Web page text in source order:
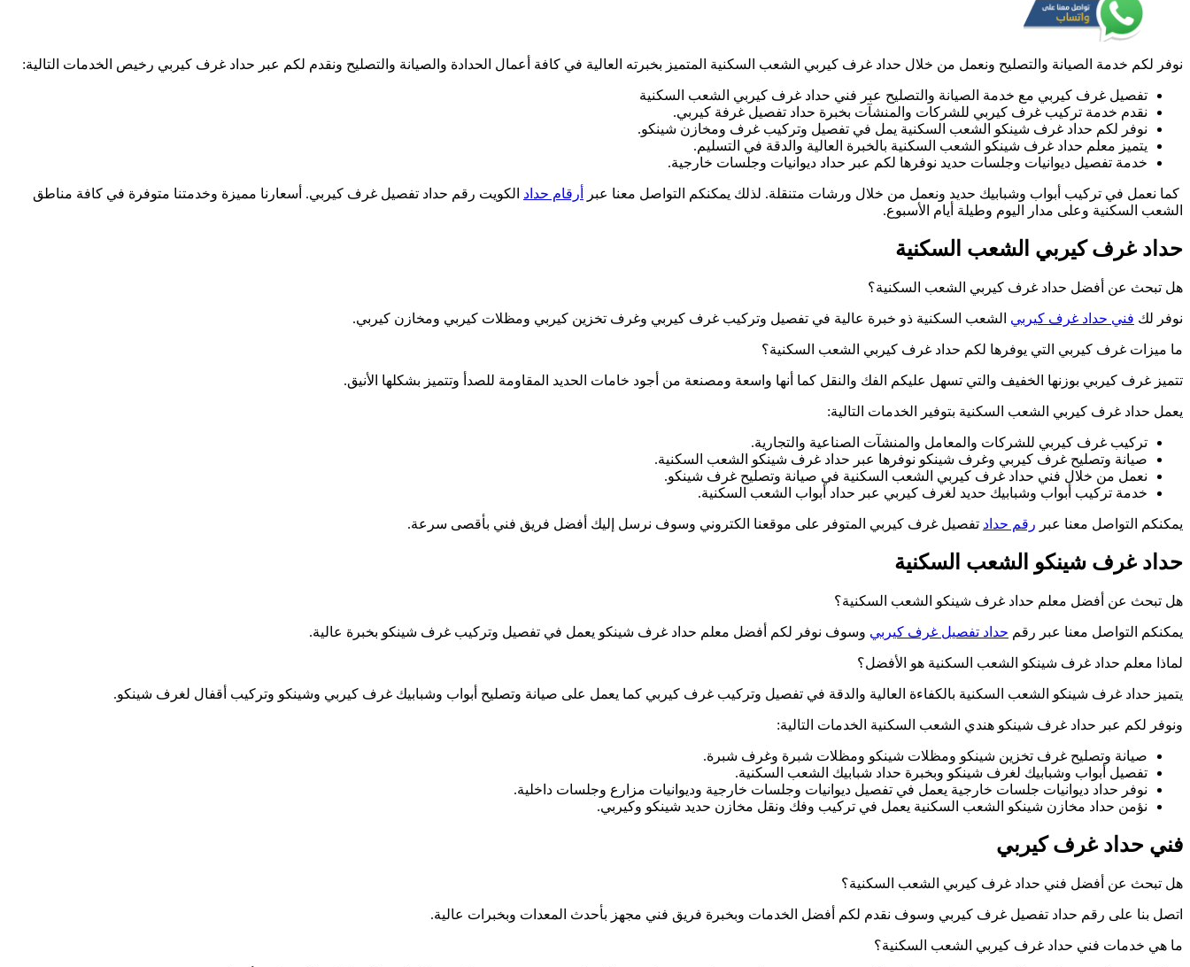
شبره
نوفر لكم خدمة الصيانة والتصليح ونعمل من خلال حداد غرف كيربي الشعب السكنية المتميز بخبرته العالية في كافة أعمال الحدادة والصيانة والتصليح ونقدم لكم عبر حداد غرف كيربي رخيص الخدمات التالية:
تفصيل غرف كيربي مع خدمة الصيانة والتصليح عبر فني حداد غرف كيربي الشعب السكنية
نقدم خدمة تركيب غرف كيربي للشركات والمنشآت بخبرة حداد تفصيل غرفة كيربي.
نوفر لكم حداد غرف شينكو الشعب السكنية يمل في تفصيل وتركيب غرف ومخازن شينكو.
يتميز معلم حداد غرف شينكو الشعب السكنية بالخبرة العالية والدقة في التسليم.
خدمة تفصيل ديوانيات وجلسات حديد نوفرها لكم عبر حداد ديوانيات وجلسات خارجية.
كما نعمل في تركيب أبواب وشبابيك حديد ونعمل من خلال ورشات متنقلة. لذلك يمكنكم التواصل معنا عبر أرقام حداد الكويت رقم حداد تفصيل غرف كيربي. أسعارنا مميزة وخدمتنا متوفرة في كافة مناطق
الشعب السكنية وعلى مدار اليوم وطيلة أيام الأسبوع.
حداد غرف كيربي الشعب السكنية
هل تبحث عن أفضل حداد غرف كيربي الشعب السكنية؟
نوفر لك فني حداد غرف كيربي الشعب السكنية ذو خبرة عالية في تفصيل وتركيب غرف كيربي وغرف تخزين كيربي ومظلات كيربي ومخازن كيربي.
ما ميزات غرف كيربي التي يوفرها لكم حداد غرف كيربي الشعب السكنية؟
تتميز غرف كيربي بوزنها الخفيف والتي تسهل عليكم الفك والنقل كما أنها واسعة ومصنعة من أجود خامات الحديد المقاومة للصدأ وتتميز بشكلها الأنيق.
يعمل حداد غرف كيربي الشعب السكنية بتوفير الخدمات التالية:
تركيب غرف كيربي للشركات والمعامل والمنشآت الصناعية والتجارية.
صيانة وتصليح غرف كيربي وغرف شينكو نوفرها عبر حداد غرف شينكو الشعب السكنية.
نعمل من خلال فني حداد غرف كيربي الشعب السكنية في صيانة وتصليح غرف شينكو.
خدمة تركيب أبواب وشبابيك حديد لغرف كيربي عبر حداد أبواب الشعب السكنية.
يمكنكم التواصل معنا عبر رقم حداد تفصيل غرف كيربي المتوفر على موقعنا الكتروني وسوف نرسل إليك أفضل فريق فني بأقصى سرعة.
حداد غرف شينكو الشعب السكنية
هل تبحث عن أفضل معلم حداد غرف شينكو الشعب السكنية؟
يمكنكم التواصل معنا عبر رقم حداد تفصيل غرف كيربي وسوف نوفر لكم أفضل معلم حداد غرف شينكو يعمل في تفصيل وتركيب غرف شينكو بخبرة عالية.
لماذا معلم حداد غرف شينكو الشعب السكنية هو الأفضل؟
يتميز حداد غرف شينكو الشعب السكنية بالكفاءة العالية والدقة في تفصيل وتركيب غرف كيربي كما يعمل على صيانة وتصليح أبواب وشبابيك غرف كيربي وشينكو وتركيب أقفال لغرف شينكو.
ونوفر لكم عبر حداد غرف شينكو هندي الشعب السكنية الخدمات التالية:
صيانة وتصليح غرف تخزين شينكو ومظلات شينكو ومظلات شبرة وغرف شبرة.
تفصيل أبواب وشبابيك لغرف شينكو وبخبرة حداد شبابيك الشعب السكنية.
نوفر حداد ديوانيات جلسات خارجية يعمل في تفصيل ديوانيات وجلسات خارجية وديوانيات مزارع وجلسات داخلية.
نؤمن حداد مخازن شينكو الشعب السكنية يعمل في تركيب وفك ونقل مخازن حديد شينكو وكيربي.
فني حداد غرف كيربي
هل تبحث عن أفضل فني حداد غرف كيربي الشعب السكنية؟
اتصل بنا على رقم حداد تفصيل غرف كيربي وسوف نقدم لكم أفضل الخدمات وبخبرة فريق فني مجهز بأحدث المعدات وبخبرات عالية.
ما هي خدمات فني حداد غرف كيربي الشعب السكنية؟